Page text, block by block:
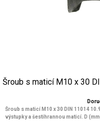
Šroub s maticí M10 x 30
Šroub s maticí M10 x 30 DIN 11014
výstupky a šestihrannou maticí. D